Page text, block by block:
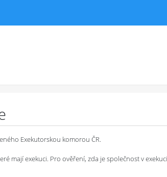
Exekutorskou komorou ČR.
mají exekuci. Pro ověření, zda je společnost v